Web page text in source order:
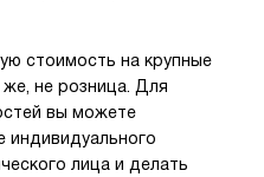
стоимость на крупные
же, не розница. Для
вы можете
индивидуального
лица и делать